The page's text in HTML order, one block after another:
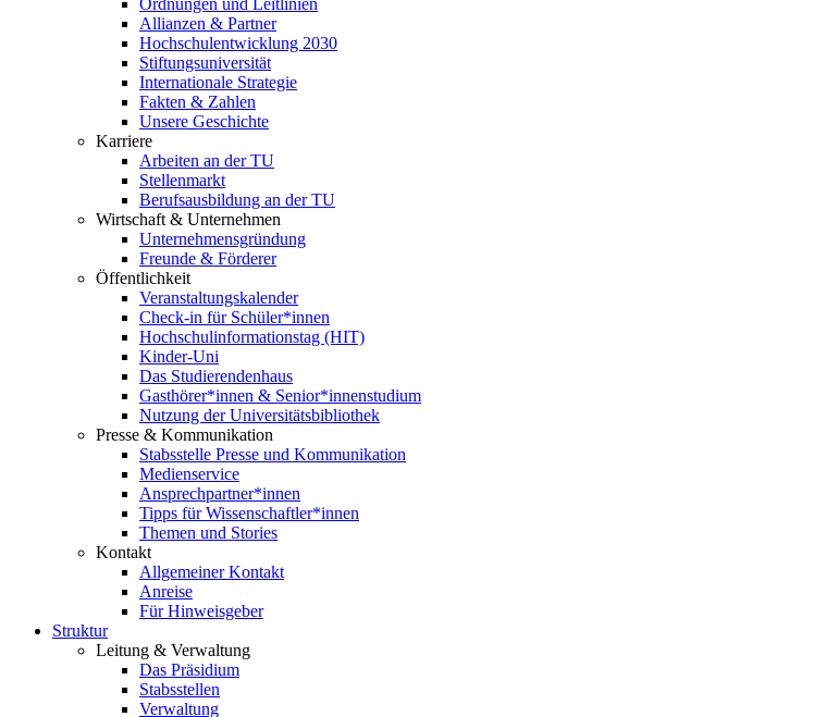
Ordnungen und Leitlinien
Allianzen & Partner
Hochschulentwicklung 2030
Stiftungsuniversität
Internationale Strategie
Fakten & Zahlen
Unsere Geschichte
Karriere
Arbeiten an der TU
Stellenmarkt
Berufsausbildung an der TU
Wirtschaft & Unternehmen
Unternehmensgründung
Freunde & Förderer
Öffentlichkeit
Veranstaltungskalender
Check-in für Schüler*innen
Hochschulinformationstag (HIT)
Kinder-Uni
Das Studierendenhaus
Gasthörer*innen & Senior*innenstudium
Nutzung der Universitätsbibliothek
Presse & Kommunikation
Stabsstelle Presse und Kommunikation
Medienservice
Ansprechpartner*innen
Tipps für Wissenschaftler*innen
Themen und Stories
Kontakt
Allgemeiner Kontakt
Anreise
Für Hinweisgeber
Struktur
Leitung & Verwaltung
Das Präsidium
Stabsstellen
Verwaltung